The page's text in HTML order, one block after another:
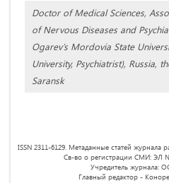
Doctor of Medical Sciences,
of Nervous Diseases and
Ogarev’s Mordovia State
University, Psychiatrist), Russia,
Saransk
ISSN 2311-6129. Метаданные статей журнала
Св-во о регистрации СМИ: ЭЛ
Учредитель журнала:
Главный редактор -